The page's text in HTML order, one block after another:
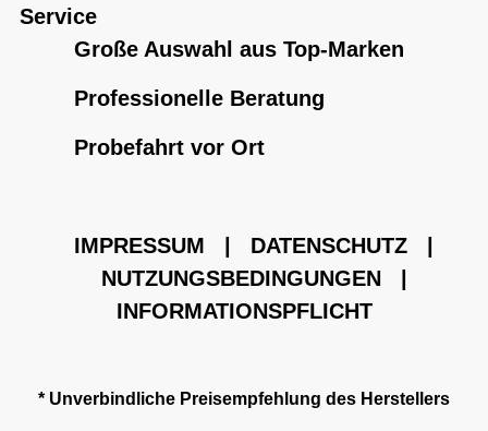
Service
Große Auswahl aus Top-Marken
Professionelle Beratung
Probefahrt vor Ort
IMPRESSUM DATENSCHUTZ
NUTZUNGSBEDINGUNGEN
INFORMATIONSPFLICHT
* Unverbindliche Preisempfehlung des Herstellers